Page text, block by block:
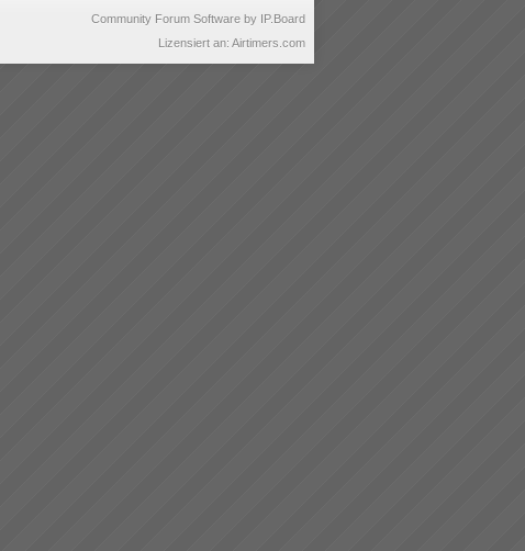
Community Forum Software by IP.Board
Lizensiert an: Airtimers.com